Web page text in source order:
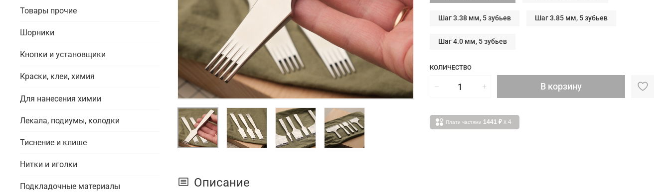
КОЛИЧЕСТВО
В корзину
Плати частями 1441 ₽ x 4
Шаг 3.38 мм, 5 зубьев Шаг 3.85 мм, 5 зубьев
Шаг 4.0 мм, 5 зубьев
Описание
Товары прочие
Шорники
Кнопки и установщики
Краски, клеи, химия
Для нанесения химии
Лекала, подиумы, колодки
Тиснение и клише
Нитки и иголки
Подкладочные материалы